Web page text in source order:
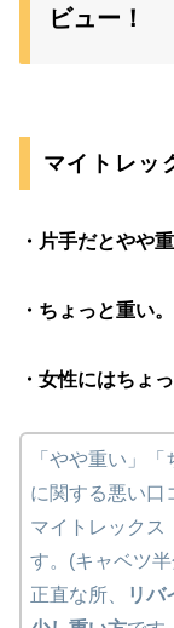
ビュー！
マイトレッ
・片手だとやや重
・ちょっと重い。
・女性にはちょ
「やや重い」
に関する悪い口
マイトレックス
す。(キャベツ
正直な所、
リバ